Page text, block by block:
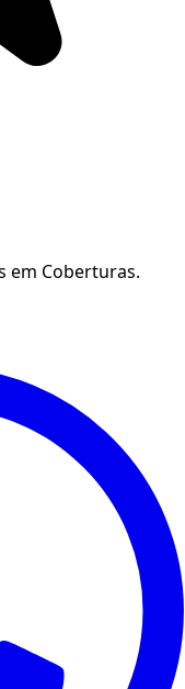
em Coberturas.